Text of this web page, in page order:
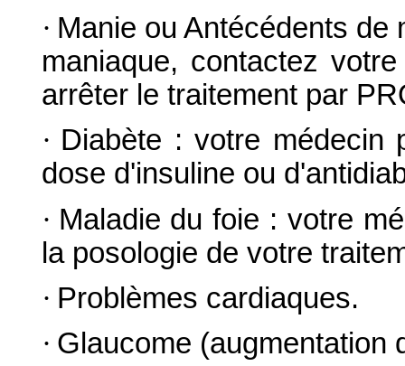
· Manie ou Antécédents de
maniaque, contactez
arrêter le traitement par
· Diabète : votre médecin
dose d'insuline ou
· Maladie du foie : votre
la posologie de votre
· Problèmes cardiaques.
· Glaucome (augmentation